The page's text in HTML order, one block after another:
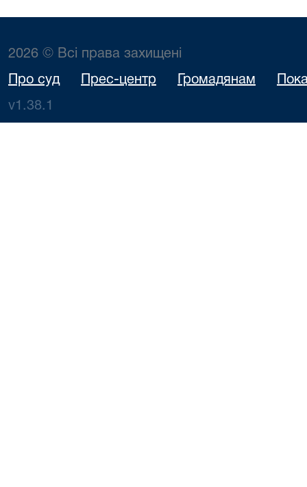
2026 © Всі права захищені
Про суд Прес-центр Громадянам
v1.38.1